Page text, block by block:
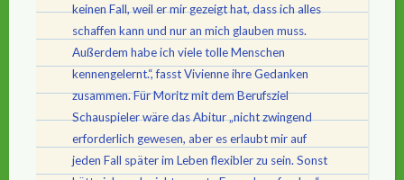
keinen Fall, weil er mir gezeigt hat, dass ich alles
schaffen kann und nur an mich glauben muss.
Außerdem habe ich viele tolle Menschen
kennengelernt.“, fasst Vivienne ihre Gedanken
zusammen. Für Moritz mit dem Berufsziel
Schauspieler wäre das Abitur „nicht zwingend
erforderlich gewesen, aber es erlaubt mir auf
jeden Fall später im Leben flexibler zu sein. Sonst